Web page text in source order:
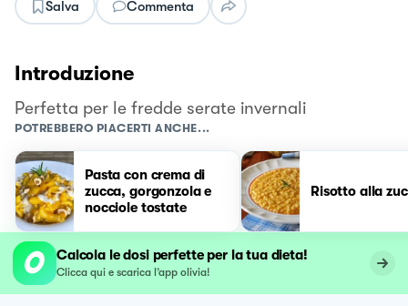
Salva Commenta
Introduzione
Perfetta per le fredde serate invernali
POTREBBERO PIACERTI ANCHE...
Pasta con crema di
zucca, gorgonzola e
nocciole tostate
Risotto alla
Calcola le dosi perfette per la tua dieta!
Clicca qui e scarica l’app olivia!